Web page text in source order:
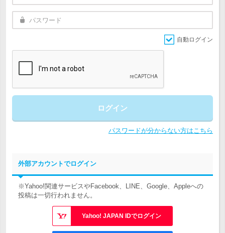
自動ログイン
ログイン
パスワードが分からない方はこちら
外部アカウントでログイン
※Yahoo!関連サービスやFacebook、LINE、Google、Appleへの
投稿は一切行われません。
Yahoo! JAPAN IDでログイン